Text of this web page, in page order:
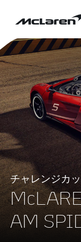
チャレンジカ
AM